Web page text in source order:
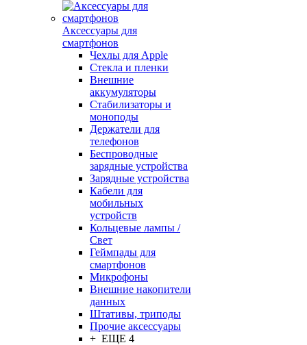
Аксессуары для
смартфонов
Чехлы для Apple
Стекла и пленки
Внешние
аккумуляторы
Стабилизаторы и
моноподы
Держатели для
телефонов
Беспроводные
зарядные устройства
Зарядные устройства
Кабели для
мобильных
устройств
Кольцевые лампы /
Свет
Геймпады для
смартфонов
Микрофоны
Внешние накопители
данных
Штативы, триподы
Прочие аксессуары
+ ЕЩЕ 4